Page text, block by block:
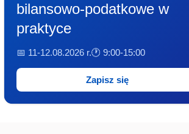
bilansowo-podatkowe w
praktyce
📅 11-12.08.2026 r.🕐 9:00-15:00
Zapisz się